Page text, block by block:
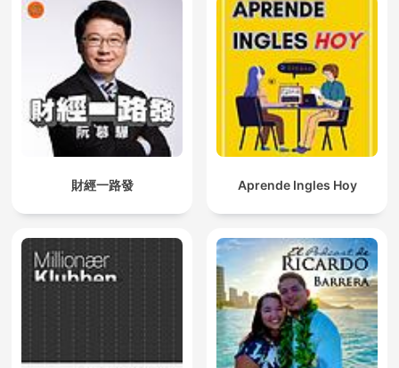
財經一路發 Aprende Ingles Hoy